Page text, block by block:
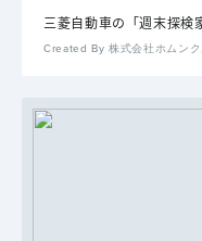
三菱自動車の「週末探検
Created By 株式会社ホムンク